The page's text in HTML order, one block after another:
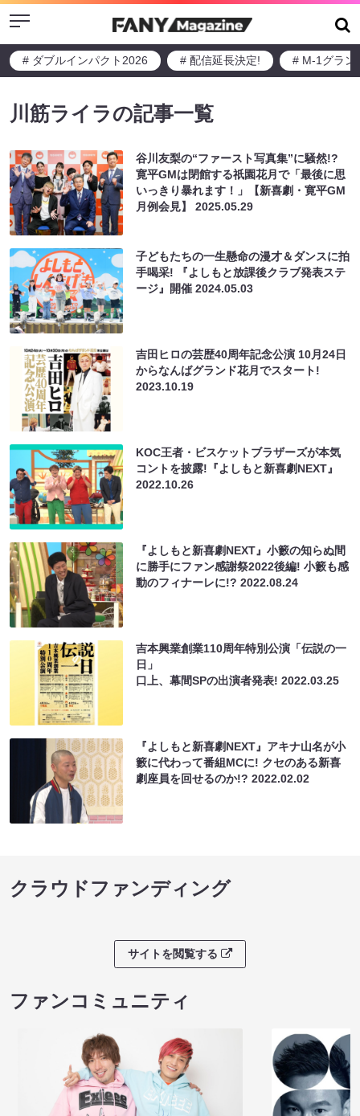
Menu
# ダブルインパクト2026 # 配信延長決定! # M-1グラン
川筋ライラの記事一覧
谷川友梨の“ファースト写真集”に騒然!?
寛平GMは閉館する祇園花月で「最後に思
いっきり暴れます！」【新喜劇・寛平GM
月例会見】2025.05.29
子どもたちの一生懸命の漫才＆ダンスに拍
手喝采! 『よしもと放課後クラブ発表ステ
ージ』開催2024.05.03
吉田ヒロの芸歴40周年記念公演 10月24日
からなんばグランド花月でスタート!
2023.10.19
KOC王者・ビスケットブラザーズが本気
コントを披露!『よしもと新喜劇NEXT』
2022.10.26
『よしもと新喜劇NEXT』小籔の知らぬ間
に勝手にファン感謝祭2022後編! 小籔も感
動のフィナーレに!?2022.08.24
吉本興業創業110周年特別公演「伝説の一
日」
口上、幕間SPの出演者発表!2022.03.25
『よしもと新喜劇NEXT』アキナ山名が小
籔に代わって番組MCに! クセのある新喜
劇座員を回せるのか!?2022.02.02
クラウドファンディング
サイトを閲覧する
ファンコミュニティ